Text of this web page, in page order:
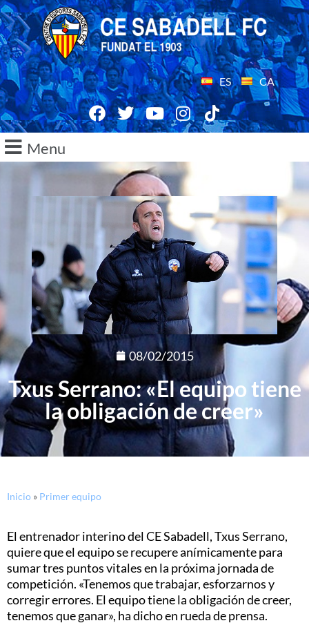
ES CA
Menu
08/02/2015
Txus Serrano: «El equipo tiene
la obligación de creer»
Inicio » Primer equipo
El entrenador interino del CE Sabadell, Txus Serrano,
quiere que el equipo se recupere anímicamente para
sumar tres puntos vitales en la próxima jornada de
competición. «Tenemos que trabajar, esforzarnos y
corregir errores. El equipo tiene la obligación de creer,
tenemos que ganar», ha dicho en rueda de prensa.